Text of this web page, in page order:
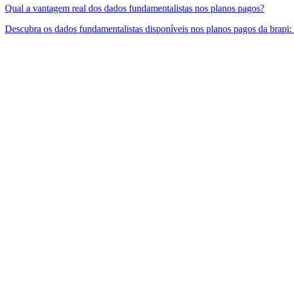
Qual a vantagem real dos dados fundamentalistas nos planos pagos?
Descubra os dados fundamentalistas disponíveis nos planos pagos da